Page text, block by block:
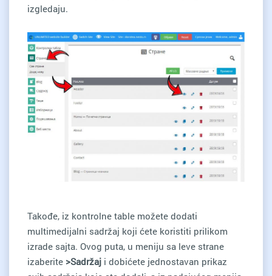
izgledaju.
Takođe, iz kontrolne table možete dodati
multimedijalni sadržaj koji ćete koristiti prilikom
izrade sajta. Ovog puta, u meniju sa leve strane
izaberite >Sadržaj i dobićete jednostavan prikaz